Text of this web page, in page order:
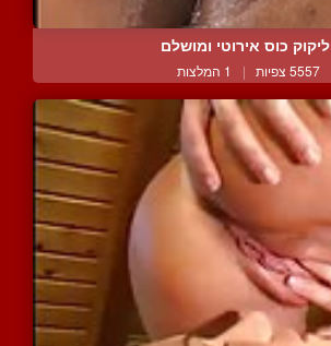
ליקוק כוס אירוטי ומושלם
5557 צפיות | 1 המלצות